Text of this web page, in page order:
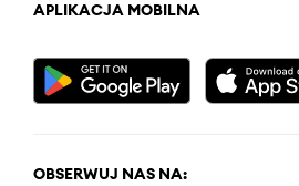
APLIKACJA MOBILNA
OBSERWUJ NAS NA: